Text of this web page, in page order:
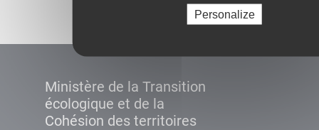
Personalize
Ministère de la Transition
écologique et de la
Cohésion des territoires